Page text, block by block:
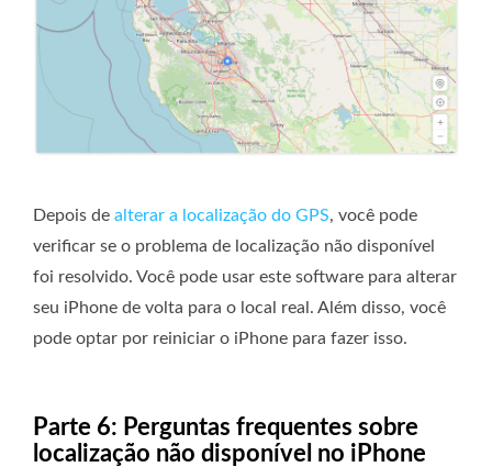
Depois de alterar a localização do GPS, você pode
verificar se o problema de localização não disponível
foi resolvido. Você pode usar este software para alterar
seu iPhone de volta para o local real. Além disso, você
pode optar por reiniciar o iPhone para fazer isso.
Parte 6: Perguntas frequentes sobre
localização não disponível no iPhone